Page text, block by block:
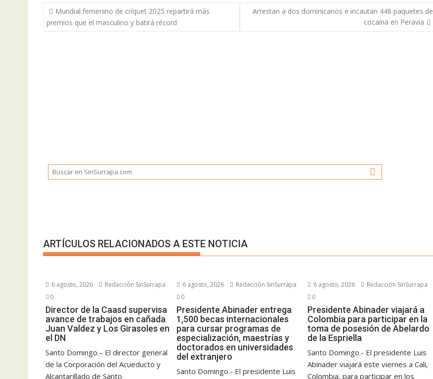
Navegación
de
entradas
Mundial femenino de críquet 2025 repartirá más
premios que el masculino y batirá récord
Arrestan a dos dominicanos e incautan 448 paquetes de
cocaína en Peravia
ARTÍCULOS RELACIONADOS A ESTE NOTICIA
6 agosto, 2026
Redacción SinSurrapa
0
Director de la Caasd supervisa
avance de trabajos en cañada
Juan Valdez y Los Girasoles en
el DN
Santo Domingo.– El director general
de la Corporación del Acueducto y
Alcantarillado de Santo
6 agosto, 2026
Redacción SinSurrapa
0
Presidente Abinader entrega
1,500 becas internacionales
para cursar programas de
especialización, maestrías y
doctorados en universidades
del extranjero
Santo Domingo.- El presidente Luis
6 agosto, 2026
Redacción SinSurrapa
0
Presidente Abinader viajará a
Colombia para participar en la
toma de posesión de Abelardo
de la Espriella
Santo Domingo.- El presidente Luis
Abinader viajará este viernes a Cali,
Colombia, para participar en los